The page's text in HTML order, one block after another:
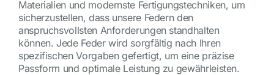
Materialien und modernste Fertigungstechniken, um
sicherzustellen, dass unsere Federn den
anspruchsvollsten Anforderungen standhalten
können. Jede Feder wird sorgfältig nach Ihren
spezifischen Vorgaben gefertigt, um eine präzise
Passform und optimale Leistung zu gewährleisten.